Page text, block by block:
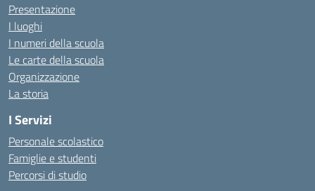
Presentazione
I luoghi
I numeri della scuola
Le carte della scuola
Organizzazione
La storia
I Servizi
Personale scolastico
Famiglie e studenti
Percorsi di studio